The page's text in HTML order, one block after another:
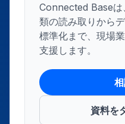
Connected Baseは
類の読み取りから
標準化まで、現場
支援します。
資料を